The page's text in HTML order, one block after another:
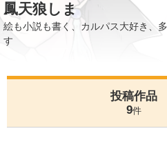
鳳天狼しま
絵も小説も書く、カルパス大好き、
す
投稿作品
9件